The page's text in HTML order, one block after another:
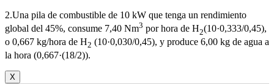
2.Una pila de combustible de 10 kW que tenga un rendimiento
global del 45%, consume 7,40 Nm3 por hora de H2(10·0,333/0,45),
o 0,667 kg/hora de H2 (10·0,030/0,45), y produce 6,00 kg de agua a
la hora (0,667·(18/2)).
X